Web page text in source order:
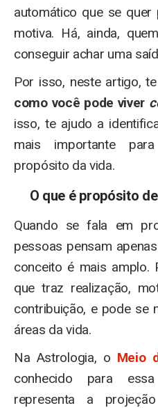
automático que se
motiva. Há, ainda,
conseguir achar uma
Por isso, neste artigo,
como você pode viver
isso, te ajudo a
mais importante
propósito da vida.
O que é propósito
Quando se fala em
pessoas pensam
conceito é mais amplo.
que traz realização,
contribuição, e pode se
áreas da vida.
Na Astrologia, o Meio
conhecido para
representa a